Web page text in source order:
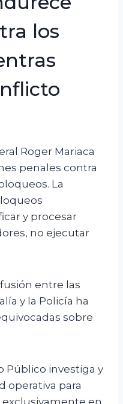
los
Roger Mariaca
penales contra
La
y procesar
no ejecutar
entre las
y la Policía ha
sobre
Público investiga y
operativa para